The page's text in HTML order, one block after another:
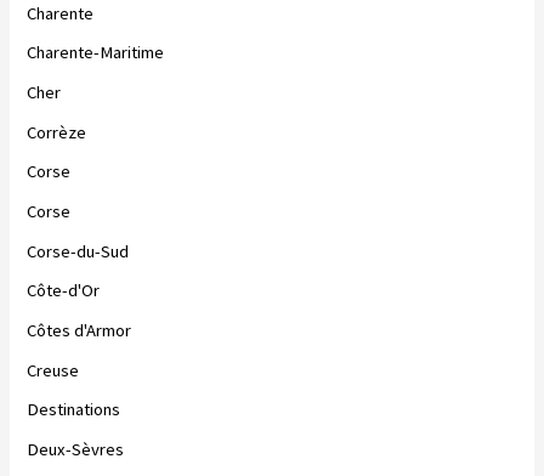
Charente
Charente-Maritime
Cher
Corrèze
Corse
Corse
Corse-du-Sud
Côte-d'Or
Côtes d'Armor
Creuse
Destinations
Deux-Sèvres